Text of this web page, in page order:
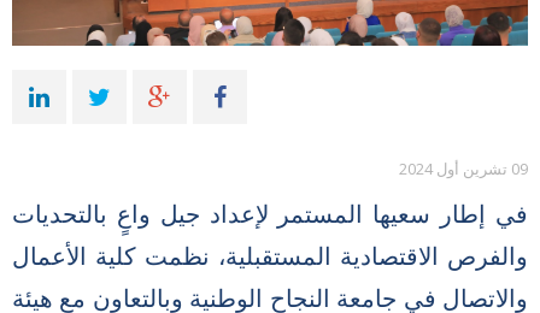
09 تشرين أول 2024
في إطار سعيها المستمر لإعداد جيل واعٍ بالتحديات
والفرص الاقتصادية المستقبلية، نظمت كلية الأعمال
والاتصال في جامعة النجاح الوطنية وبالتعاون مع هيئة